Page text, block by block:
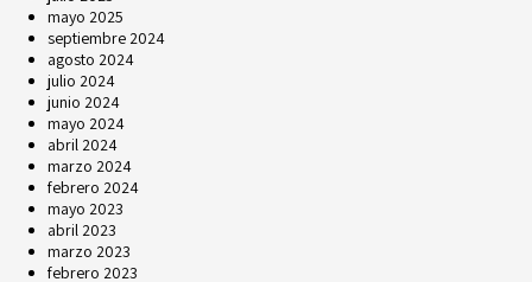
mayo 2025
septiembre 2024
agosto 2024
julio 2024
junio 2024
mayo 2024
abril 2024
marzo 2024
febrero 2024
mayo 2023
abril 2023
marzo 2023
febrero 2023